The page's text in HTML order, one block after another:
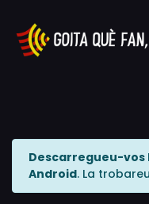
Descarregueu-vos
Android. La